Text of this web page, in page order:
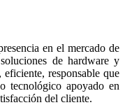
en el mercado de
de hardware y
responsable que
tecnológico apoyado en
del cliente.